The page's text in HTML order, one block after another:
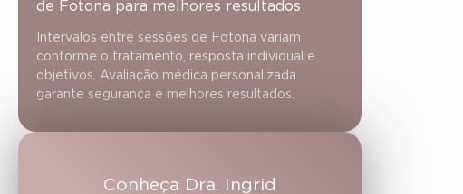
de Fotona para melhores resultados
Intervalos entre sessões de Fotona variam
conforme o tratamento, resposta individual e
objetivos. Avaliação médica personalizada
garante segurança e melhores resultados.
Conheça Dra. Ingrid